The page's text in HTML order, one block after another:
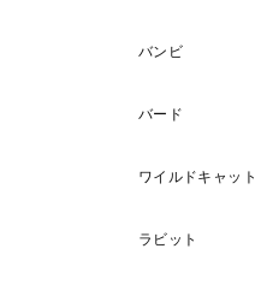
バンビ
バード
ワイルドキャット
ラビット